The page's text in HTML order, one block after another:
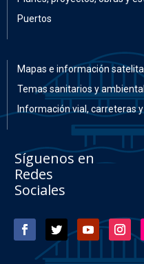
Puertos
Mapas e información satelital
Temas sanitarios y
Información vial, carreteras
Síguenos en
Redes
Sociales